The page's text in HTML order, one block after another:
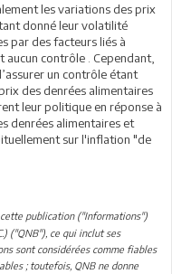
les variations des prix
donné leur volatilité
par des facteurs liés à
contrôle . Cependant,
un contrôle étant
des denrées alimentaires
leur politique en réponse à
denrées alimentaires et
sur l'inflation "de
publication ("Informations")
("QNB"), ce qui inclut ses
sont considérées comme fiables
; toutefois, QNB ne donne